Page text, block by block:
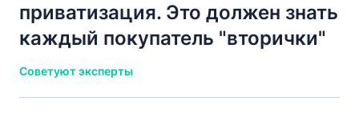
приватизация. Это должен знать
каждый покупатель "вторички"
Советуют эксперты